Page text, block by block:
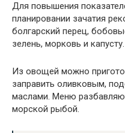
Для повышения
планировании зачатия
болгарский перец,
зелень, морковь и капусту.
Из овощей можно
заправить оливковым,
маслами. Меню
морской рыбой.